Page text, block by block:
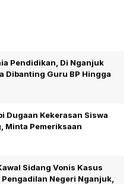
Pendidikan, Di Nganjuk
Dibanting Guru BP Hingga
Dugaan Kekerasan Siswa
Minta Pemeriksaan
Sidang Vonis Kasus
Negeri Nganjuk,